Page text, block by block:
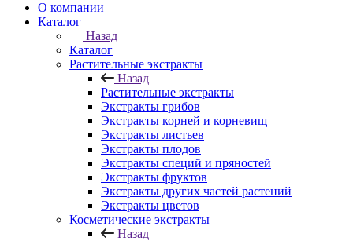
О компании
Каталог
Назад
Каталог
Растительные экстракты
Назад
Растительные экстракты
Экстракты грибов
Экстракты корней и корневищ
Экстракты листьев
Экстракты плодов
Экстракты специй и пряностей
Экстракты фруктов
Экстракты других частей растений
Экстракты цветов
Косметические экстракты
Назад